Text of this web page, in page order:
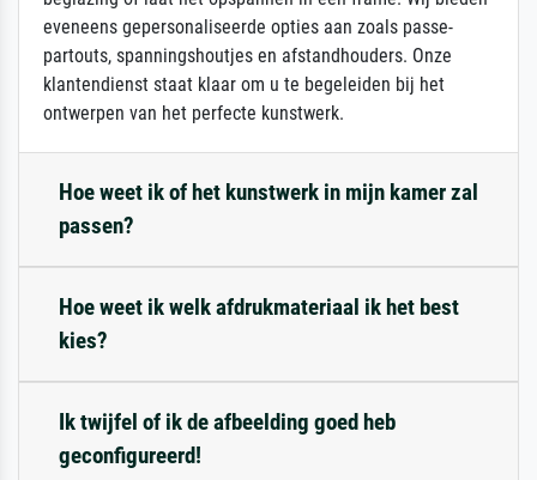
eveneens gepersonaliseerde opties aan zoals passe-
partouts, spanningshoutjes en afstandhouders. Onze
klantendienst staat klaar om u te begeleiden bij het
ontwerpen van het perfecte kunstwerk.
Hoe weet ik of het kunstwerk in mijn kamer zal
passen?
Hoe weet ik welk afdrukmateriaal ik het best
kies?
Ik twijfel of ik de afbeelding goed heb
geconfigureerd!